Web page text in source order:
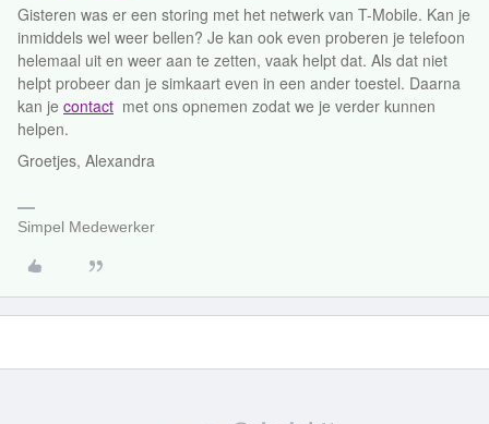
Gisteren was er een storing met het netwerk van T-Mobile. Kan je
inmiddels wel weer bellen? Je kan ook even proberen je telefoon
helemaal uit en weer aan te zetten, vaak helpt dat. Als dat niet
helpt probeer dan je simkaart even in een ander toestel. Daarna
kan je contact met ons opnemen zodat we je verder kunnen
helpen.
Groetjes, Alexandra
Simpel Medewerker